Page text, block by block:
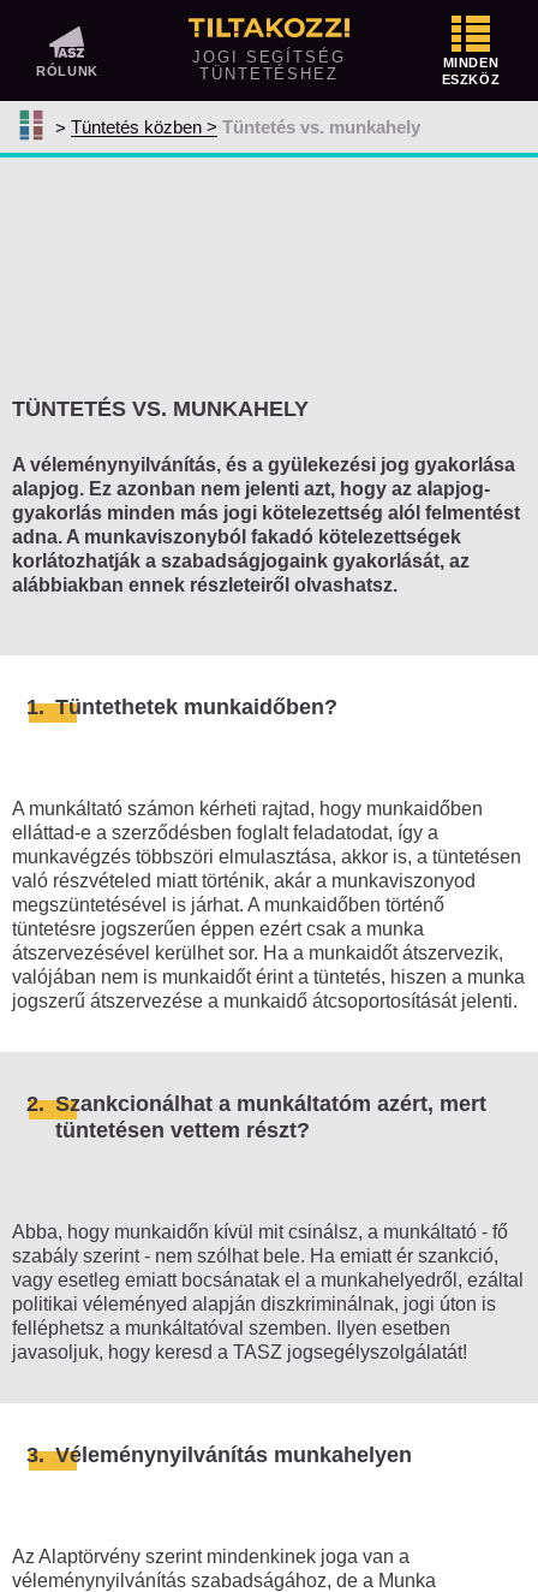
Tüntetés előtt
Megtiltotta vagy korlátozta a rendőrség
a tüntetésedet?
A résztvevők jogai és kötelezettségei
A rendőrség feladatai
Kényszerítő eszközök alkalmazása
Mire figyelj oda, hogy ne kerülj
összetűzésbe a rendőrökkel?
Mi a teendő, ha igazoltatnak?
Tüntetés vs. munkahely
Tüntetést szerveztél és szabálysértési
eljárás indult ellened?
Eljárás indult ellened a KRESZ
megsértése miatt?
Mi történik, ha a gyűlést feloszlatják?
Szervezőként milyen feladatod van a
tüntetés után?
Forgalomlassítás, útlezárás
Aláírásgyűjtés, kitelepülés, standolás
Hosszú tüntetés
Választási gyűlés
Polgári engedetlenség
Hogyan hagyj nyomot?
RÓLUNK
JOGI SEGÍTSÉG
TÜNTETÉSHEZ
MINDEN
ESZKÖZ
Tüntetés közben Tüntetés vs. munkahely
TÜNTETÉS VS. MUNKAHELY
A véleménynyilvánítás, és a gyülekezési jog gyakorlása
alapjog. Ez azonban nem jelenti azt, hogy az alapjog-
gyakorlás minden más jogi kötelezettség alól felmentést
adna. A munkaviszonyból fakadó kötelezettségek
korlátozhatják a szabadságjogaink gyakorlását, az
alábbiakban ennek részleteiről olvashatsz.
1. Tüntethetek munkaidőben?
A munkáltató számon kérheti rajtad, hogy munkaidőben
elláttad-e a szerződésben foglalt feladatodat, így a
munkavégzés többszöri elmulasztása, akkor is, a tüntetésen
való részvételed miatt történik, akár a munkaviszonyod
megszüntetésével is járhat. A munkaidőben történő
tüntetésre jogszerűen éppen ezért csak a munka
átszervezésével kerülhet sor. Ha a munkaidőt átszervezik,
valójában nem is munkaidőt érint a tüntetés, hiszen a munka
jogszerű átszervezése a munkaidő átcsoportosítását jelenti.
2. Szankcionálhat a munkáltatóm azért, mert
tüntetésen vettem részt?
Abba, hogy munkaidőn kívül mit csinálsz, a munkáltató - fő
szabály szerint - nem szólhat bele. Ha emiatt ér szankció,
vagy esetleg emiatt bocsánatak el a munkahelyedről, ezáltal
politikai véleményed alapján diszkriminálnak, jogi úton is
felléphetsz a munkáltatóval szemben. Ilyen esetben
javasoljuk, hogy keresd a TASZ jogsegélyszolgálatát!
3. Véleménynyilvánítás munkahelyen
Az Alaptörvény szerint mindenkinek joga van a
véleménynyilvánítás szabadságához, de a Munka